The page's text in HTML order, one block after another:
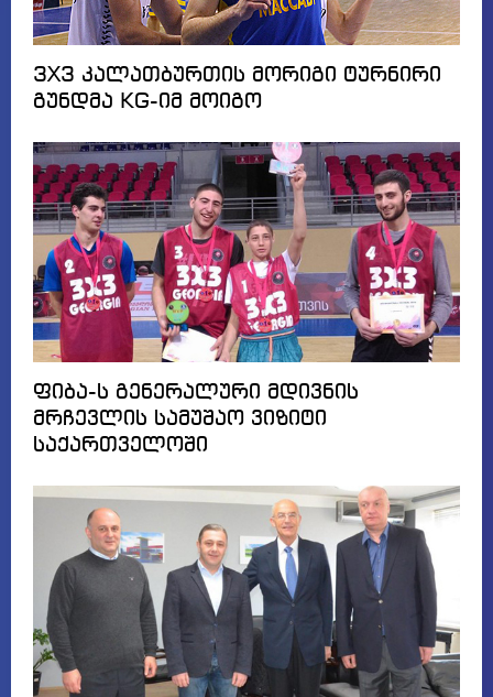
3X3 კალათბურთის მორიგი ტურნირი
გუნდმა KG-იმ მოიგო
ფიბა-ს გენერალური მდივნის
მრჩევლის სამუშაო ვიზიტი
საქართველოში